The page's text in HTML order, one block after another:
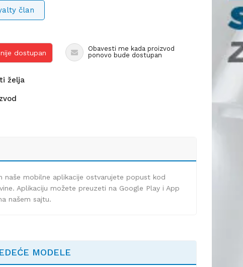
član
dostupan
Obavesti me kada proizvod
ponovo bude dostupan
želja
naše mobilne aplikacije ostvarujete popust kod
Aplikaciju možete preuzeti na Google Play i App
našem sajtu.
MODELE